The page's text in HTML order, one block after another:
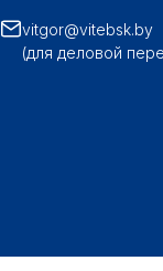
vitgor@vitebsk.by
(для деловой